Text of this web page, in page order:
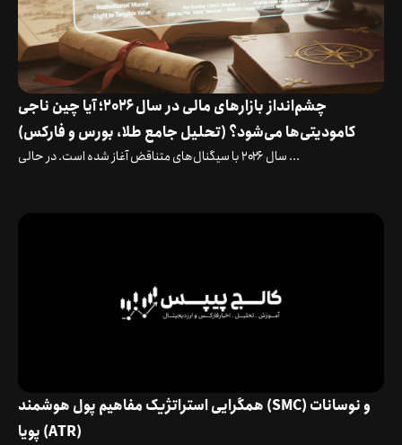
چشم‌انداز بازارهای مالی در سال ۲۰۲۶؛ آیا چین ناجی
کامودیتی‌ها می‌شود؟ (تحلیل جامع طلا، بورس و فارکس)
سال ۲۰۲۶ با سیگنال‌های متناقض آغاز شده است. در حالی ...
همگرایی استراتژیک مفاهیم پول هوشمند (SMC) و نوسانات
پویا (ATR)